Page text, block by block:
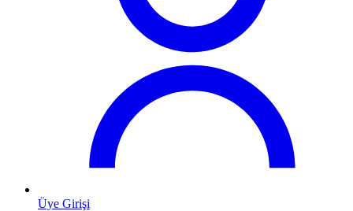
Üye Girişi